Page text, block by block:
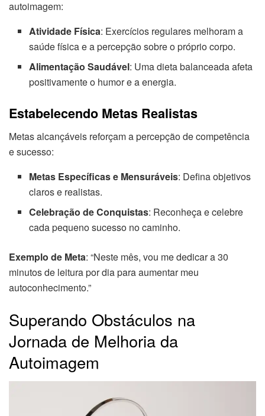
autoimagem:
Atividade Física: Exercícios regulares melhoram a
saúde física e a percepção sobre o próprio corpo.
Alimentação Saudável: Uma dieta balanceada afeta
positivamente o humor e a energia.
Estabelecendo Metas Realistas
Metas alcançáveis reforçam a percepção de competência
e sucesso:
Metas Específicas e Mensuráveis: Defina objetivos
claros e realistas.
Celebração de Conquistas: Reconheça e celebre
cada pequeno sucesso no caminho.
Exemplo de Meta: “Neste mês, vou me dedicar a 30
minutos de leitura por dia para aumentar meu
autoconhecimento.”
Superando Obstáculos na
Jornada de Melhoria da
Autoimagem